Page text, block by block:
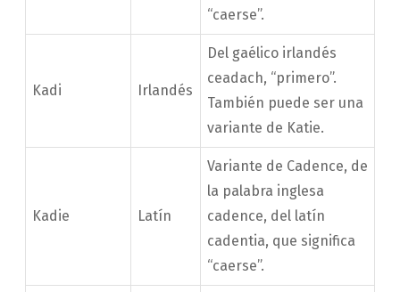
“caerse”.
Kadi Irlandés
Del gaélico irlandés
ceadach, “primero”.
También puede ser una
variante de Katie.
Kadie Latín
Variante de Cadence, de
la palabra inglesa
cadence, del latín
cadentia, que significa
“caerse”.